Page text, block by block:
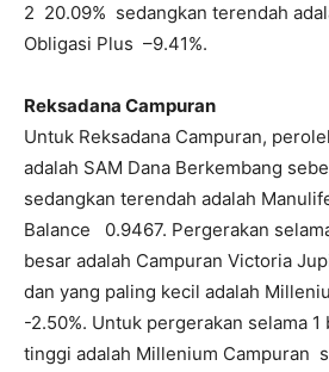
2 20.09% sedangkan terendah
Obligasi Plus –9.41%.
Reksadana Campuran
Untuk Reksadana Campuran,
adalah SAM Dana Berkembang
sedangkan terendah adalah
Balance 0.9467. Pergerakan
besar adalah Campuran Victoria
dan yang paling kecil adalah
-2.50%. Untuk pergerakan selama
tinggi adalah Millenium Campuran